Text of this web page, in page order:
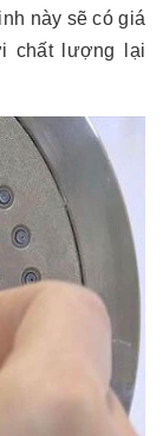
này sẽ có giá
chất lượng lại